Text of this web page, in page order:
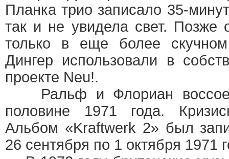
Планка трио записало 35-
так и не увидела свет. Позже
только в еще более
Дингер использовали в
проекте Neu!.
Ральф и Флориан
половине 1971 года.
Альбом «Kraftwerk 2» был
26 сентября по 1 октября 1971